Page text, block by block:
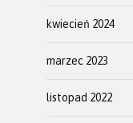
kwiecień 2024
marzec 2023
listopad 2022